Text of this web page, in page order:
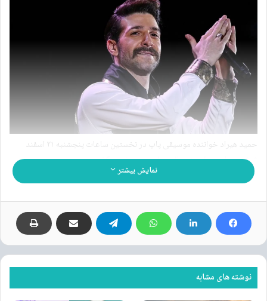
حمید هیراد خواننده موسیقی پاپ در نخستین ساعات پنجشنبه ۲۱ اسفند
۱۴۰۴ بعد از تحمل چندسال بیماری در تهران درگذشت.
خبر درگذشت این خواننده، از برگزاری مراسم یادبود او در زمان مناسب خبر
داده‌اند.
در متن این اطلاعیه آمده است:
نوشته های مشابه
نمایش بیشتر
نوشته های مشابه